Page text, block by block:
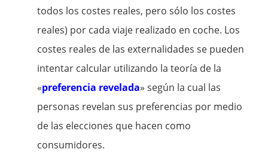
todos los costes reales, pero sólo los costes
reales) por cada viaje realizado en coche. Los
costes reales de las externalidades se pueden
intentar calcular utilizando la teoría de la
«preferencia revelada» según la cual las
personas revelan sus preferencias por medio
de las elecciones que hacen como
consumidores.